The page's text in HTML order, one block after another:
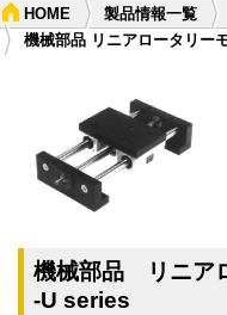
HOME 製品情報一覧
機械部品 リニアロータリー
機械部品 リニア
-U series